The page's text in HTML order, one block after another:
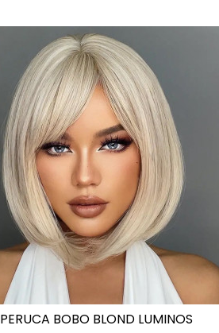
PERUCA BOBO BLOND LUMINOS